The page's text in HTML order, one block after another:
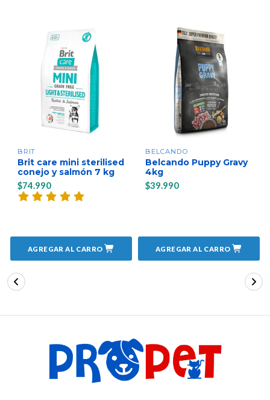
BRIT
Brit care mini sterilised
conejo y salmón 7 kg
$74.990
AGREGAR AL CARRO
BELCANDO
Belcando Puppy Gravy
4kg
$39.990
AGREGAR AL CARRO